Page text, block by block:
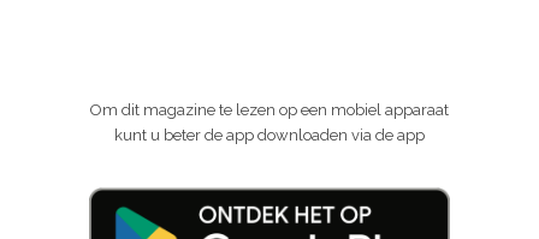
Om dit magazine te lezen op een mobiel apparaat
kunt u beter de app downloaden via de app